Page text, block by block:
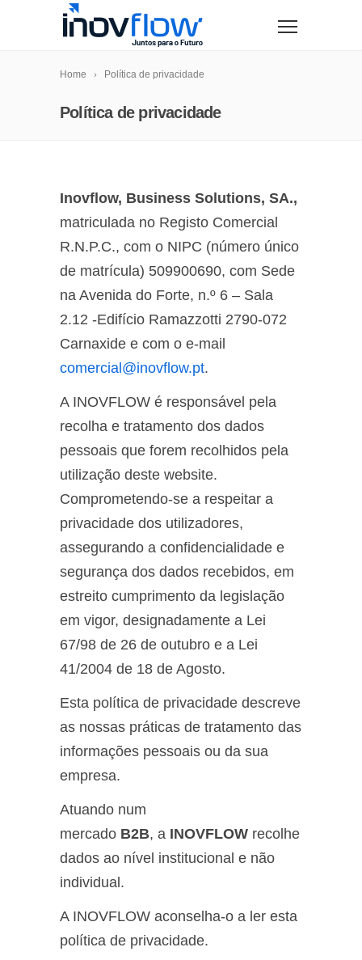
Home Política de privacidade
Política de privacidade
Inovflow, Business Solutions, SA.,
matriculada no Registo Comercial
R.N.P.C., com o NIPC (número único
de matrícula) 509900690, com Sede
na Avenida do Forte, n.º 6 – Sala
2.12 -Edifício Ramazzotti 2790-072
Carnaxide e com o e-mail
comercial@inovflow.pt.
A INOVFLOW é responsável pela
recolha e tratamento dos dados
pessoais que forem recolhidos pela
utilização deste website.
Comprometendo-se a respeitar a
privacidade dos utilizadores,
assegurando a confidencialidade e
segurança dos dados recebidos, em
estreito cumprimento da legislação
em vigor, designadamente a Lei
67/98 de 26 de outubro e a Lei
41/2004 de 18 de Agosto.
Esta política de privacidade descreve
as nossas práticas de tratamento das
informações pessoais ou da sua
empresa.
Atuando num
mercado B2B, a INOVFLOW recolhe
dados ao nível institucional e não
individual.
A INOVFLOW aconselha-o a ler esta
política de privacidade.